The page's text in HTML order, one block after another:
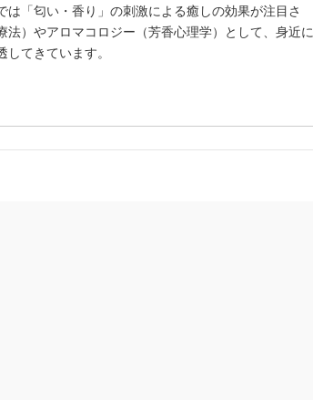
は「匂い・香り」の刺激による癒しの効果が注目さ
法）やアロマコロジー（芳香心理学）として、身近に
てきています。